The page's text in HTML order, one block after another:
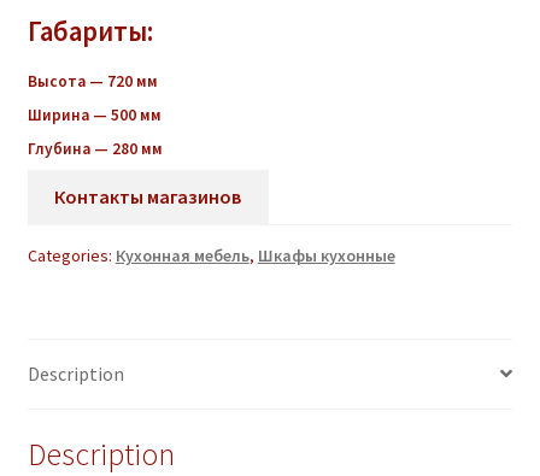
Габариты:
Высота — 720 мм
Ширина — 500 мм
Глубина — 280 мм
Контакты магазинов
Categories: Кухонная мебель, Шкафы кухонные
Description
Description